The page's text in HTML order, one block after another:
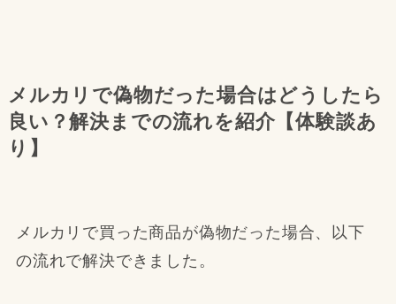
メルカリで偽物だった場合はどうしたら
良い？解決までの流れを紹介【体験談あ
り】
メルカリで買った商品が偽物だった場合、以下
の流れで解決できました。